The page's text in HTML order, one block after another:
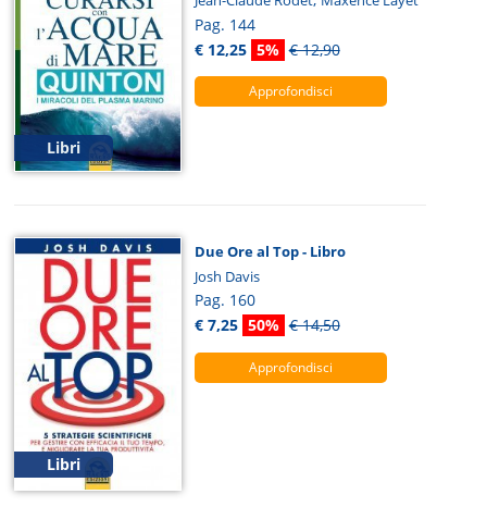
Libri
Pag. 144
€ 12,25 5% € 12,90
Approfondisci
Libri
Due Ore al Top - Libro
Josh Davis
Pag. 160
€ 7,25 50% € 14,50
Approfondisci